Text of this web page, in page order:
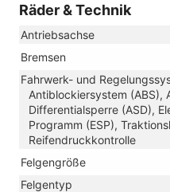
Räder & Technik
Antriebsachse
Bremsen
Fahrwerk- und
Antiblockiersystem (ABS),
Differentialsperre (ASD),
Programm (ESP),
Reifendruckkontrolle
Felgengröße
Felgentyp